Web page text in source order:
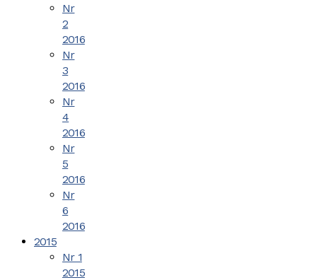
Nr
2
2016
Nr
3
2016
Nr
4
2016
Nr
5
2016
Nr
6
2016
2015
Nr 1
2015